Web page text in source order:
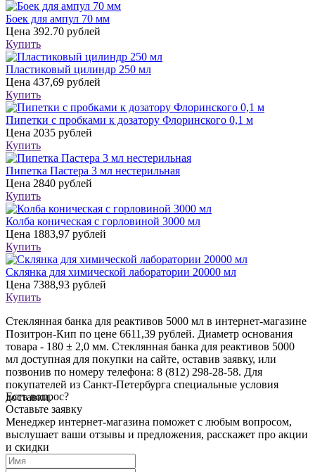
Боек для ампул 70 мм
Цена 392.70 рублей
Купить
Пластиковый цилиндр 250 мл
Цена 437,69 рублей
Купить
Пипетки с пробками к дозатору Флоринского 0,1 м
Цена 2035 рублей
Купить
Пипетка Пастера 3 мл нестерильная
Цена 2840 рублей
Купить
Колба коническая с горловиной 3000 мл
Цена 1883,97 рублей
Купить
Склянка для химической лаборатории 20000 мл
Цена 7388,93 рублей
Купить
Стеклянная банка для реактивов 5000 мл в интернет-магазине
Позитрон-Кип по цене 6611,39 рублей. Диаметр основания
товара - 180 ± 2,0 мм. Стеклянная банка для реактивов 5000
мл доступная для покупки на сайте, оставив заявку, или
позвонив по номеру телефона: 8 (812) 298-28-58. Для
покупателей из Санкт-Петербурга специальные условия
доставки.
Есть вопрос?
Оставьте заявку
Менеджер интернет-магазина поможет с любым вопросом,
выслушает ваши отзывы и предложения, расскажет про акции
и скидки